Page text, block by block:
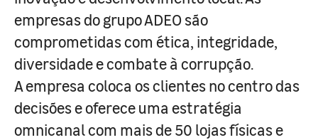
empresas do grupo ADEO são
comprometidas com ética, integridade,
diversidade e combate à corrupção.
A empresa coloca os clientes no centro das
decisões e oferece uma estratégia
omnicanal com mais de 50 lojas físicas e